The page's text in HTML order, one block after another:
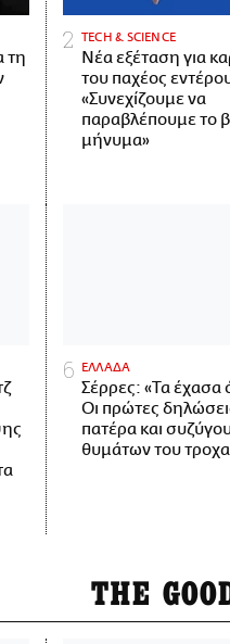
τη
ΤECH & SCIENCE
Νέα εξέταση για
του παχέος
«Συνεχίζουμε να
παραβλέπουμε το
μήνυμα»
ΕΛΛΑΔΑ
Σέρρες: «Τα έχασα
Οι πρώτες
πατέρα και
θυμάτων του
THE